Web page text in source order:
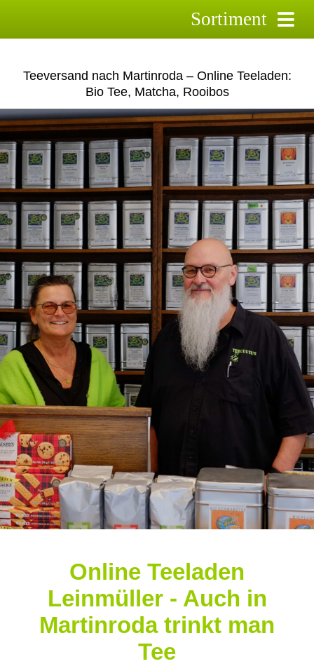
Sortiment
Grüntee
Rooibostee
Kräutertee
Früchtetee
Saison-Tee`s
Aktionstee
Pyramidenbeutel
Zubehör
Teeversand nach Martinroda – Online Teeladen:
Bio Tee, Matcha, Rooibos
Online Teeladen
Leinmüller - Auch in
Martinroda trinkt man
Tee